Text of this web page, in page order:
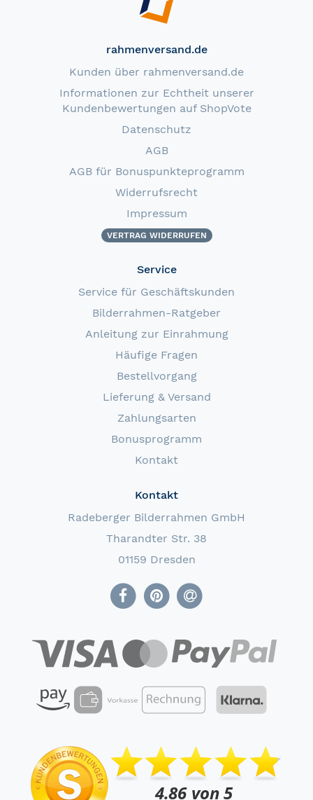
rahmenversand.de
Kunden über rahmenversand.de
Informationen zur Echtheit unserer
Kundenbewertungen auf ShopVote
Datenschutz
AGB
AGB für Bonuspunkteprogramm
Widerrufsrecht
Impressum
VERTRAG WIDERRUFEN
Service
Service für Geschäftskunden
Bilderrahmen-Ratgeber
Anleitung zur Einrahmung
Häufige Fragen
Bestellvorgang
Lieferung & Versand
Zahlungsarten
Bonusprogramm
Kontakt
Kontakt
Radeberger Bilderrahmen GmbH
Tharandter Str. 38
01159 Dresden